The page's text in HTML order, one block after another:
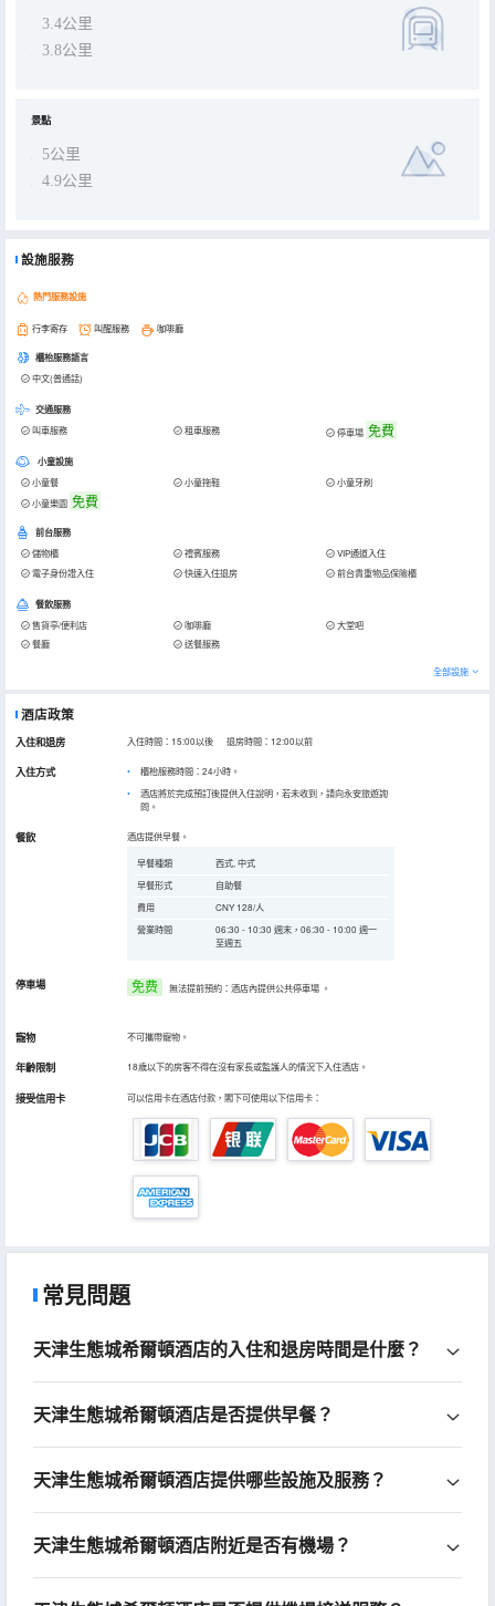
3.4公里
3.8公里
景點
5公里
4.9公里
設施服務
熱門服務設施
行李寄存 叫醒服務 咖啡廳
櫃枱服務語言
中文(普通話)
交通服務
叫車服務 租車服務 停車場 免費
小童設施
小童餐 小童拖鞋
小童牙刷
小童樂園 免費
前台服務
儲物櫃 禮賓服務
VIP通道入住
電子身份證入住
快速入住退房 前台貴重物品保險櫃
餐飲服務
售貨亭/便利店 咖啡廳
大堂吧
餐廳
送餐服務
全部設施
酒店政策
入住和退房 入住時間：15:00以後 退房時間：12:00以前
入住方式
櫃枱服務時間：24小時。
酒店將於完成預訂後提供入住說明，若未收到，請向永安旅遊詢
問。
餐飲 酒店提供早餐。
早餐種類
西式, 中式
早餐形式
自助餐
費用
CNY 128/人
營業時間
06:30 - 10:30 週末，06:30 - 10:00 週一
至週五
停車場 免费 無法提前預約：酒店內提供公共停車場 。
寵物 不可攜帶寵物。
年齡限制 18歲以下的房客不得在沒有家長或監護人的情況下入住酒店。
接受信用卡 可以信用卡在酒店付款，閣下可使用以下信用卡：
常見問題
天津生態城希爾頓酒店的入住和退房時間是什麼？
天津生態城希爾頓酒店是否提供早餐？
天津生態城希爾頓酒店提供哪些設施及服務？
天津生態城希爾頓酒店附近是否有機場？